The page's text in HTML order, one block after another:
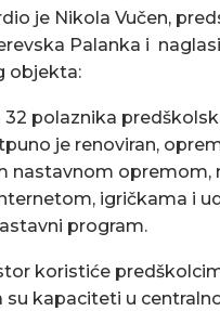
je Nikola Vučen,
Palanka i
objekta:
32 polaznika
je renoviran,
nastavnom opremom,
igričkama i
program.
koristiće
su kapaciteti u